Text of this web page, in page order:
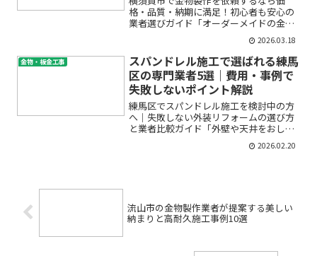
格・品質・納期に満足！初心者も安心の
業者選びガイド「オーダーメイドの金物
を作りたいけど、価格が高そう」「横須
賀市で信頼できる金物製作業者を探して
いるけど、どこにお願いすればいいか分
からない…」と悩んでいませ...
2026.03.18
金物・板金工事
スパンドレル施工で選ばれる練馬
区の専門業者5選｜費用・事例で
失敗しないポイント解説
練馬区でスパンドレル施工を検討中の方
へ｜失敗しない外装リフォームの選び方
と業者比較ガイド「外壁や天井をおしゃ
れにリフォームしたい」「耐久性やメン
テナンス性も重視したいけど、どんな素
2026.02.20
流山市の金物製作業者が提案する美しい
納まりと高耐久施工事例10選